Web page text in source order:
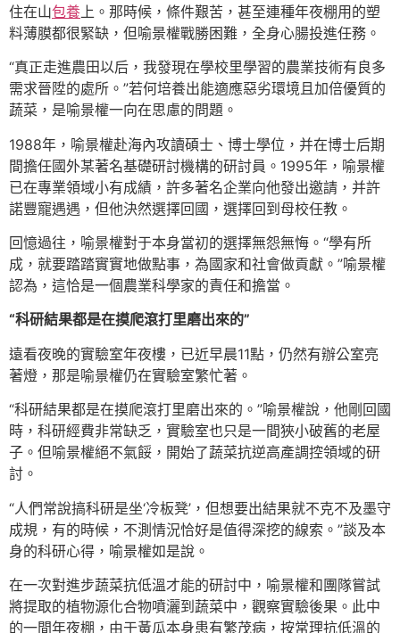
住在山包養 上。那時候，條件艱苦，甚至連種年夜棚用的塑
料薄膜都很緊缺，但喻景權戰勝困難，全身心腸投進任務。
“真正走進農田以后，我發現在學校里學習的農業技術有良多
需求晉陞的處所。”若何培養出能適應惡劣環境且加倍優質的
蔬菜，是喻景權一向在思慮的問題。
1988年，喻景權赴海內攻讀碩士、博士學位，并在博士后期
間擔任國外某著名基礎研討機構的研討員。1995年，喻景權
已在專業領域小有成績，許多著名企業向他發出邀請，并許
諾豐寵遇遇，但他決然選擇回國，選擇回到母校任教。
回憶過往，喻景權對于本身當初的選擇無怨無悔。“學有所
成，就要踏踏實實地做點事，為國家和社會做貢獻。”喻景權
認為，這恰是一個農業科學家的責任和擔當。
“科研結果都是在摸爬滾打里磨出來的”
遠看夜晚的實驗室年夜樓，已近早晨11點，仍然有辦公室亮
著燈，那是喻景權仍在實驗室繁忙著。
“科研結果都是在摸爬滾打里磨出來的。”喻景權說，他剛回國
時，科研經費非常缺乏，實驗室也只是一間狹小破舊的老屋
子。但喻景權絕不氣餒，開始了蔬菜抗逆高產調控領域的研
討。
“人們常說搞科研是坐‘冷板凳’，但想要出結果就不克不及墨守
成規，有的時候，不測情況恰好是值得深挖的線索。”談及本
身的科研心得，喻景權如是說。
在一次對進步蔬菜抗低溫才能的研討中，喻景權和團隊嘗試
將提取的植物源化合物噴灑到蔬菜中，觀察實驗後果。此中
的一間年夜棚，由于黃瓜本身患有繁茂病，按常理抗低溫的